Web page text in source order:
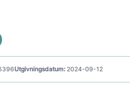
Utgivningsdatum:2024-09-12